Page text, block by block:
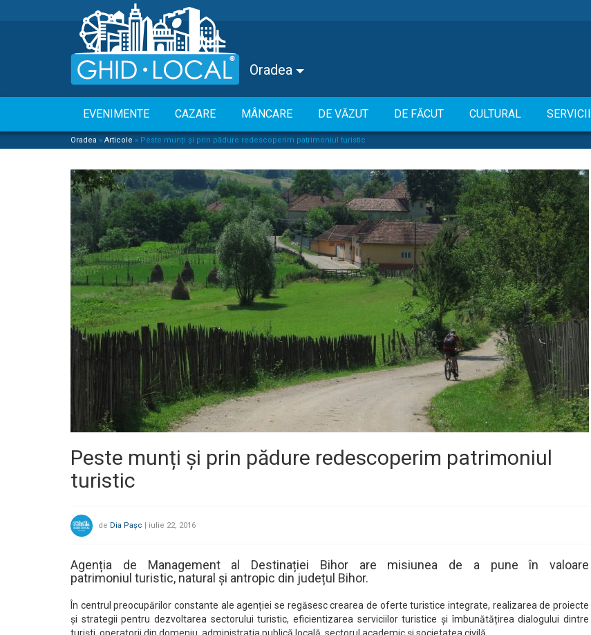
Oradea
EVENIMENTE CAZARE MÂNCARE DE VĂZUT DE FĂCUT CULTURAL SERVICII
Oradea » Articole » Peste munți și prin pădure redescoperim patrimoniul turistic
Peste munți și prin pădure redescoperim patrimoniul
turistic
de Dia Pașc | iulie 22, 2016
Agenția de Management al Destinației Bihor are misiunea de a pune în valoare
patrimoniul turistic, natural și antropic din județul Bihor.
În centrul preocupărilor constante ale agenției se regăsesc crearea de oferte turistice integrate, realizarea de proiecte
și strategii pentru dezvoltarea sectorului turistic, eficientizarea serviciilor turistice și îmbunătățirea dialogului dintre